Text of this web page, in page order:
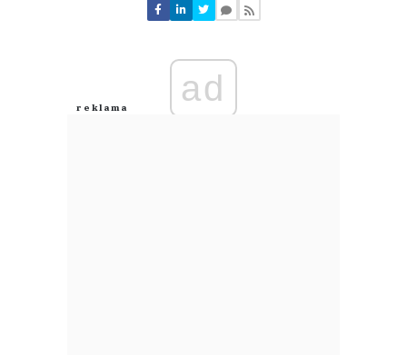
Nie znaleziono komentarzy
Zostaw swoje komentarze
Anuluj
ad